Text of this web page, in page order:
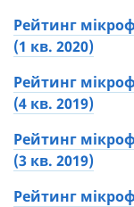
Рейтинг
(1 кв. 2020)
Рейтинг
(4 кв. 2019)
Рейтинг
(3 кв. 2019)
Рейтинг